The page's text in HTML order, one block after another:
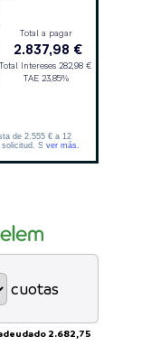
cuotas
2.682,75